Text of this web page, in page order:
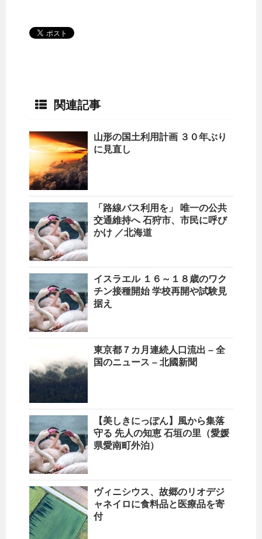
関連記事
山形の国土利用計画 ３０年ぶり
に見直し
「路線バス利用を」 唯一の公共
交通維持へ 石狩市、市民に呼び
かけ ／北海道
イスラエル １６～１８歳のワク
チン接種開始 学校再開や試験見
据え
東京都７カ月連続人口 流出 – 全
国のニュース – 北國新聞
【美しきにっぽん】風から集落
守る 先人の知恵 石垣の里（愛媛
県愛南町外泊）
ヴィニシウス、故郷のリオデジ
ャネイロに食料品と医療品を寄
付